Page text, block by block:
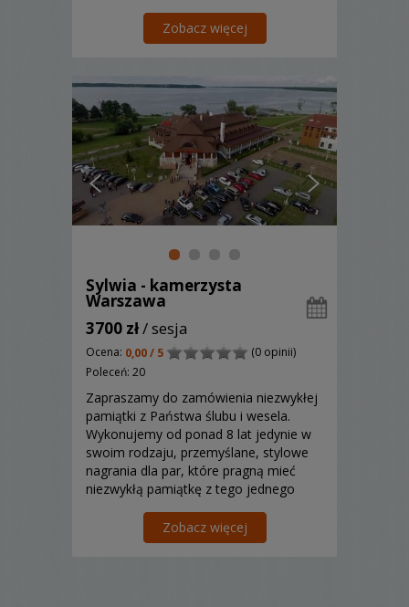
Zobacz więcej
Sylwia - kamerzysta
Warszawa
3700 zł/ sesja
Ocena: 0,00 / 5
(0 opinii)
Poleceń: 20
Zapraszamy do zamówienia niezwykłej
pamiątki z Państwa ślubu i wesela.
Wykonujemy od ponad 8 lat jedynie w
swoim rodzaju, przemyślane, stylowe
nagrania dla par, które pragną mieć
niezwykłą pamiątkę z tego jednego
Zobacz więcej